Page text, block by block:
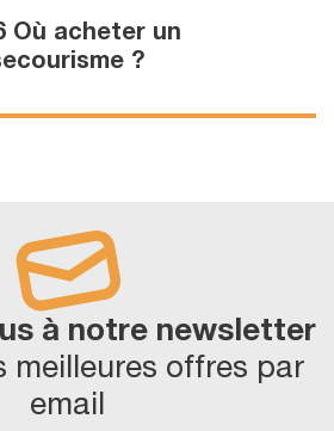
Où acheter un
?
à notre newsletter
meilleures offres par
email